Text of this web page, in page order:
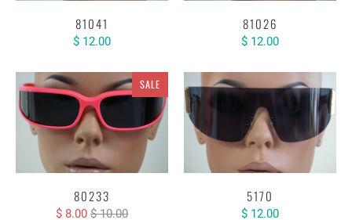
81041
$ 12.00
81026
$ 12.00
SALE
80233
$ 8.00 $ 10.00
5170
$ 12.00